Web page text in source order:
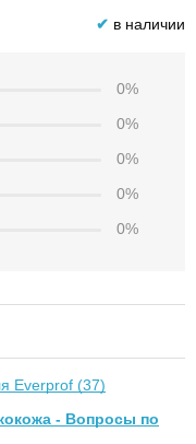
✔ в наличии
0%
0%
0%
0%
0%
Everprof (37)
- Вопросы по